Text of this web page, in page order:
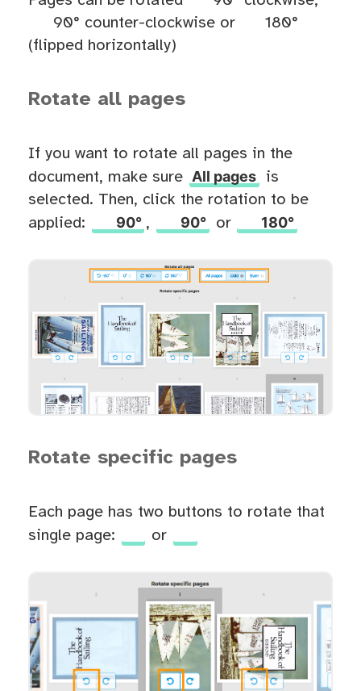
90° counter-clockwise or
180°
(flipped horizontally)
Rotate all pages
If you want to rotate all pages in the
document, make sure All pages
is
selected. Then, click the rotation to be
applied:
90° , 90° or 180°
Rotate specific pages
Each page has two buttons to rotate that
single page:
or